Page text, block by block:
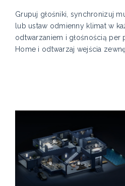
Grupuj głośniki, synchronizuj
lub ustaw odmienny klimat w
odtwarzaniem i głośnością per
Home i odtwarzaj wejścia